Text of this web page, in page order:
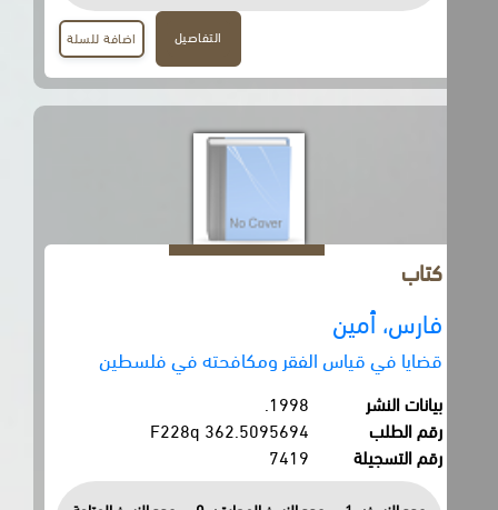
اضافة للسلة
فارس، أمين
قضايا في قياس الفقر ومكافحته في فلسطين
بيانات النشر
رقم الطلب
362.5095694 F228q
رقم التسجيلة
7419